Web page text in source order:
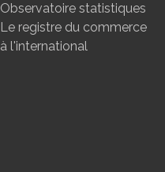
Observatoire statistiques
Le registre du commerce
à l'international